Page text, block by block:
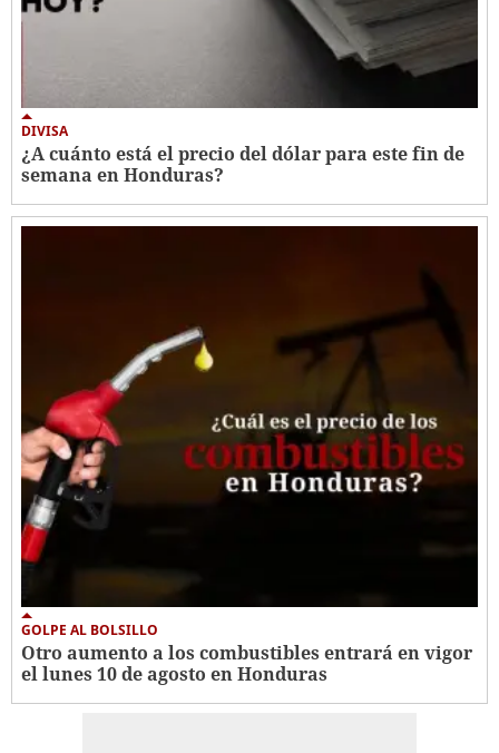
DIVISA
¿A cuánto está el precio del dólar para este fin de
semana en Honduras?
GOLPE AL BOLSILLO
Otro aumento a los combustibles entrará en vigor
el lunes 10 de agosto en Honduras